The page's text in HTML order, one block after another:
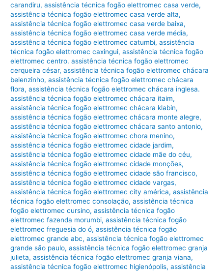
carandiru,assistência técnica fogão elettromec casa verde,
assistência técnica fogão elettromec casa verde alta,
assistência técnica fogão elettromec casa verde baixa,
assistência técnica fogão elettromec casa verde média,
assistência técnica fogão elettromec catumbi,assistência
técnica fogão elettromec caxingui,assistência técnica fogão
elettromec centro. assistência técnica fogão elettromec
cerqueira césar,assistência técnica fogão elettromec chácara
belenzinho,assistência técnica fogão elettromec chácara
flora,assistência técnica fogão elettromec chácara inglesa.
assistência técnica fogão elettromec chácara itaim,
assistência técnica fogão elettromec chácara klabin,
assistência técnica fogão elettromec chácara monte alegre,
assistência técnica fogão elettromec chácara santo antonio,
assistência técnica fogão elettromec chora menino,
assistência técnica fogão elettromec cidade jardim,
assistência técnica fogão elettromec cidade mãe do céu,
assistência técnica fogão elettromec cidade monções,
assistência técnica fogão elettromec cidade são francisco,
assistência técnica fogão elettromec cidade vargas,
assistência técnica fogão elettromec city américa,assistência
técnica fogão elettromec consolação,assistência técnica
fogão elettromec cursino,assistência técnica fogão
elettromec fazenda morumbi,assistência técnica fogão
elettromec freguesia do ó,assistência técnica fogão
elettromec grande abc,assistência técnica fogão elettromec
grande são paulo,assistência técnica fogão elettromec granja
julieta,assistência técnica fogão elettromec granja viana,
assistência técnica fogão elettromec higienópolis,assistência